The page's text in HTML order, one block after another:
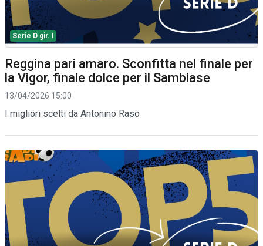
Serie D gir. I
Reggina pari amaro. Sconfitta nel finale per
la Vigor, finale dolce per il Sambiase
13/04/2026 15:00
I migliori scelti da Antonino Raso